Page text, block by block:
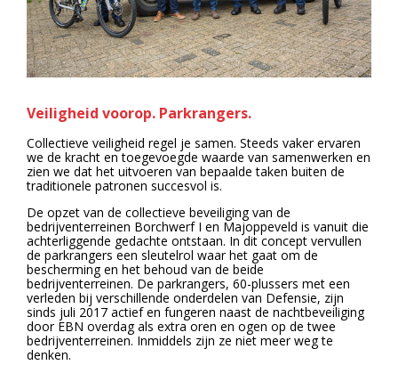
Veiligheid voorop. Parkrangers.
Collectieve veiligheid regel je samen. Steeds vaker ervaren
we de kracht en toegevoegde waarde van samenwerken en
zien we dat het uitvoeren van bepaalde taken buiten de
traditionele patronen succesvol is.
De opzet van de collectieve beveiliging van de
bedrijventerreinen Borchwerf I en Majoppeveld is vanuit die
achterliggende gedachte ontstaan. In dit concept vervullen
de parkrangers een sleutelrol waar het gaat om de
bescherming en het behoud van de beide
bedrijventerreinen. De parkrangers, 60-plussers met een
verleden bij verschillende onderdelen van Defensie, zijn
sinds juli 2017 actief en fungeren naast de nachtbeveiliging
door EBN overdag als extra oren en ogen op de twee
bedrijventerreinen. Inmiddels zijn ze niet meer weg te
denken.